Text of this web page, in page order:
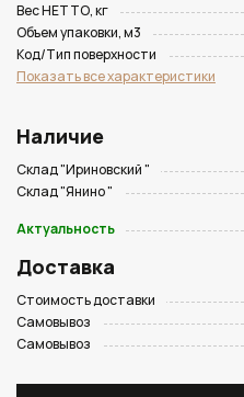
Вес НЕТТО, кг
Объем упаковки, м3
Код/Тип поверхности
Показать все характеристики
Наличие
Склад "Ириновский "
Склад "Янино "
Актуальность
Доставка
Стоимость доставки
Самовывоз
Самовывоз